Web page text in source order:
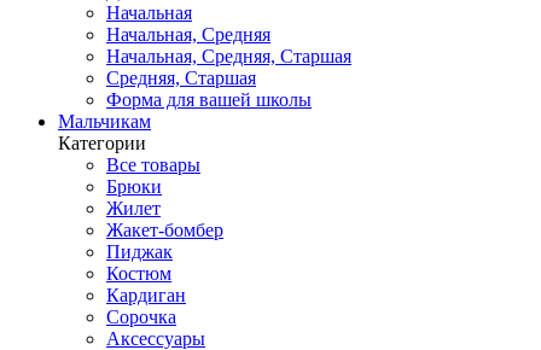
Начальная
Начальная, Средняя
Начальная, Средняя, Старшая
Средняя, Старшая
Форма для вашей школы
Мальчикам
Категории
Все товары
Брюки
Жилет
Жакет-бомбер
Пиджак
Костюм
Кардиган
Сорочка
Аксессуары